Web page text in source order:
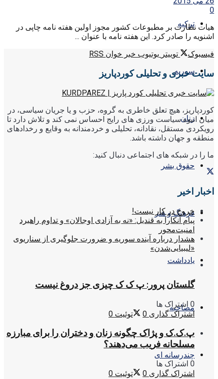
ترکیه
سوریه
زنان
حقوق بشر
فرهنگ و هنر
یادداشت
مصاحبه
چندرسانه ای
0
هیات نظارت بر مطبوعات کشور مجوز اولین هفته نامه چاپی در
اشنویه را صادر کرد. این هفته نامه با عنوان ...
فیسبوک
توییتر یوتیوب خبر خوان RSS
سایت خبری و تحلیلی کوردپاریز
کوردپاریز، هیچ تعلق خاطری به گروه، حزب و یا جریان سیاسی، در
میان انبوه سیاست ورزی های رایج احساس نمی کند و تلاش دارد تا
رویکردی مستقل، نقادانه، تحلیلی و خردمندانه به وقایع و رخدادهای
منطقه و جهان داشته باشد.
ما را در شبکه های اجتماعی دنبال کنید:
اخبار اخیر
خروج در کار نیست!
پیام آنکارا به قندیل: «نه به آزادی اوجالان» و تداوم راهبرد
امنیت‌محور
هشدار درباره آینده سوریه و ضرورت جلوگیری از سناریوی
«لیبیایی‌شدن»
گلستان پرور: پ ک ک چیزی جز دروغ نیست
0 اشتراک ها
اشتراک گذاری 0 توئیت 0
پ.ک.ک و پژاک چگونه زنان و دختران را برای مبارزه
مسلحانه فریب می‌دهند؟
0 اشتراک ها
اشتراک گذاری 0 توئیت 0